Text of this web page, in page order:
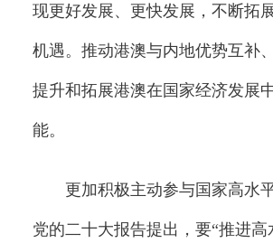
现更好发展、更快发展，不断拓
机遇。推动港澳与内地优势互补
提升和拓展港澳在国家经济发展
能。
更加积极主动参与国家高水平
党的二十大报告提出，要“推进高